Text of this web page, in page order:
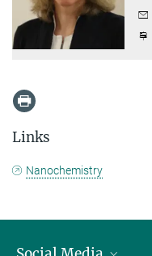
Links
Nanochemistry